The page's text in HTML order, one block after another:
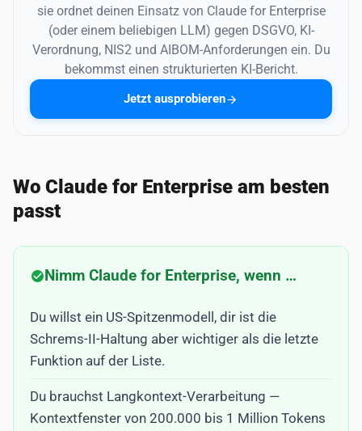
sie ordnet deinen Einsatz von Claude for Enterprise
(oder einem beliebigen LLM) gegen DSGVO, KI-
Verordnung, NIS2 und AIBOM-Anforderungen ein. Du
bekommst einen strukturierten KI-Bericht.
Jetzt ausprobieren
Wo Claude for Enterprise am besten
passt
Nimm Claude for Enterprise, wenn …
Du willst ein US-Spitzenmodell, dir ist die
Schrems-II-Haltung aber wichtiger als die letzte
Funktion auf der Liste.
Du brauchst Langkontext-Verarbeitung —
Kontextfenster von 200.000 bis 1 Million Tokens